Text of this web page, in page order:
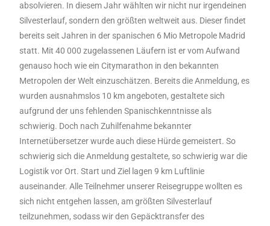
absolvieren. In diesem Jahr wählten wir nicht nur irgendeinen
Silvesterlauf, sondern den größten weltweit aus. Dieser findet
bereits seit Jahren in der spanischen 6 Mio Metropole Madrid
statt. Mit 40 000 zugelassenen Läufern ist er vom Aufwand
genauso hoch wie ein Citymarathon in den bekannten
Metropolen der Welt einzuschätzen. Bereits die Anmeldung, es
wurden ausnahmslos 10 km angeboten, gestaltete sich
aufgrund der uns fehlenden Spanischkenntnisse als
schwierig. Doch nach Zuhilfenahme bekannter
Internetübersetzer wurde auch diese Hürde gemeistert. So
schwierig sich die Anmeldung gestaltete, so schwierig war die
Logistik vor Ort. Start und Ziel lagen 9 km Luftlinie
auseinander. Alle Teilnehmer unserer Reisegruppe wollten es
sich nicht entgehen lassen, am größten Silvesterlauf
teilzunehmen, sodass wir den Gepäcktransfer des